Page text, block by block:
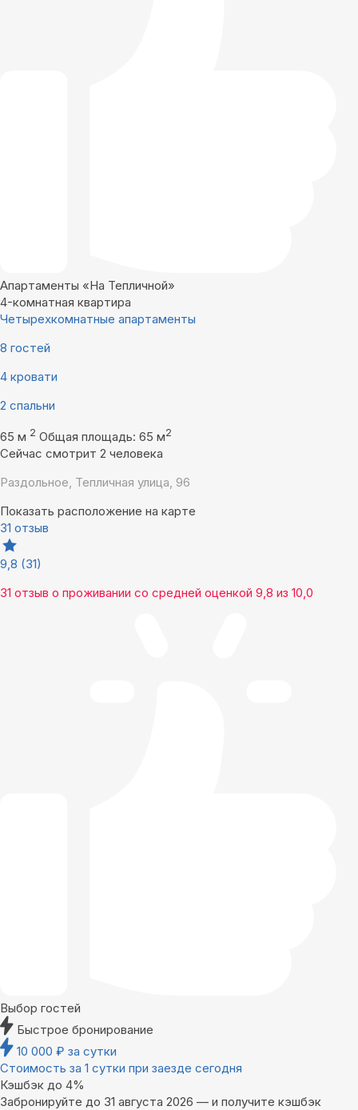
Апартаменты «На Тепличной»
4-комнатная квартира
Четырехкомнатные апартаменты
8 гостей
4 кровати
2 спальни
65 м 2 Общая площадь: 65 м2
Сейчас смотрит 2 человека
Раздольное, Тепличная улица, 96
Показать расположение на карте
31 отзыв
9,8 (31)
31 отзыв о проживании со средней оценкой 9,8 из 10,0
Выбор гостей
Быстрое бронирование
10 000 ₽ за сутки
Стоимость за 1 сутки при заезде сегодня
Кэшбэк до 4%
Забронируйте до 31 августа 2026 — и получите кэшбэк